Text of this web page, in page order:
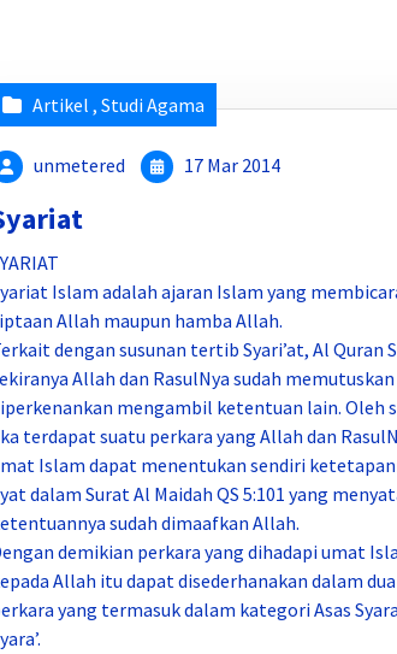
Artikel , Studi Agama
unmetered 17 Mar 2014
Islam adalah ajaran Islam yang
Allah maupun hamba Allah.
dengan susunan tertib Syari’at, Al Quran
Allah dan RasulNya sudah
mengambil ketentuan lain. Oleh
terdapat suatu perkara yang Allah dan
Islam dapat menentukan sendiri
dalam Surat Al Maidah QS 5:101 yang
sudah dimaafkan Allah.
demikian perkara yang dihadapi umat
Allah itu dapat disederhanakan dalam
yang termasuk dalam kategori Asas